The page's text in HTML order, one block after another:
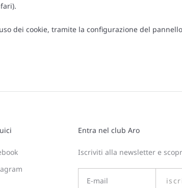
dei cookie, tramite la configurazione del
Entra nel club Aro
Iscriviti alla newsletter e